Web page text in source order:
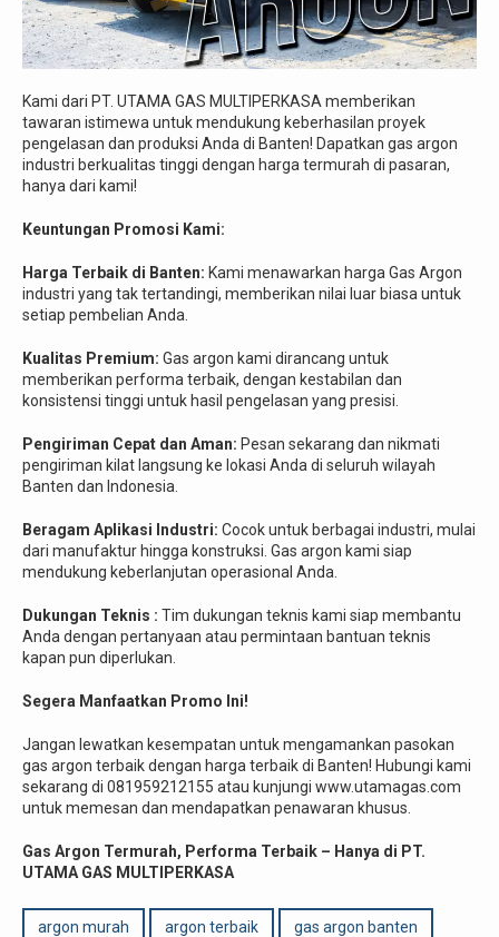
Kami dari PT. UTAMA GAS MULTIPERKASA memberikan
tawaran istimewa untuk mendukung keberhasilan proyek
pengelasan dan produksi Anda di Banten! Dapatkan gas argon
industri berkualitas tinggi dengan harga termurah di pasaran,
hanya dari kami!
Keuntungan Promosi Kami:
Harga Terbaik di Banten: Kami menawarkan harga Gas Argon
industri yang tak tertandingi, memberikan nilai luar biasa untuk
setiap pembelian Anda.
Kualitas Premium: Gas argon kami dirancang untuk
memberikan performa terbaik, dengan kestabilan dan
konsistensi tinggi untuk hasil pengelasan yang presisi.
Pengiriman Cepat dan Aman: Pesan sekarang dan nikmati
pengiriman kilat langsung ke lokasi Anda di seluruh wilayah
Banten dan Indonesia.
Beragam Aplikasi Industri: Cocok untuk berbagai industri, mulai
dari manufaktur hingga konstruksi. Gas argon kami siap
mendukung keberlanjutan operasional Anda.
Dukungan Teknis : Tim dukungan teknis kami siap membantu
Anda dengan pertanyaan atau permintaan bantuan teknis
kapan pun diperlukan.
Segera Manfaatkan Promo Ini!
Jangan lewatkan kesempatan untuk mengamankan pasokan
gas argon terbaik dengan harga terbaik di Banten! Hubungi kami
sekarang di 081959212155 atau kunjungi www.utamagas.com
untuk memesan dan mendapatkan penawaran khusus.
Gas Argon Termurah, Performa Terbaik – Hanya di PT.
UTAMA GAS MULTIPERKASA
argon murah argon terbaik gas argon banten